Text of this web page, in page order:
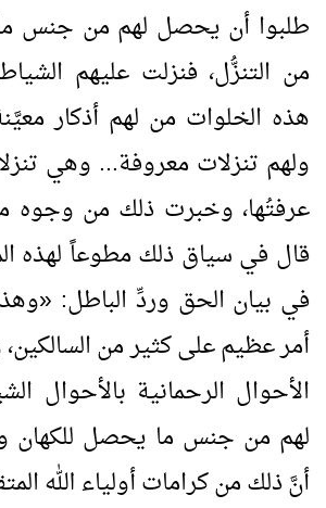
طلبوا أن يحصل لهم من جنس
من التنزُّل، فنزلت عليهم
هذه الخلوات من لهم أذكار
ولهم تنزلات معروفة... وهي
عرفتُها، وخبرت ذلك من وجوه
قال في سياق ذلك مطوعاً لهذه
في بيان الحق وردِّ الباطل: «
أمر عظيم على كثير من
الأحوال الرحمانية بالأحوال
لهم من جنس ما يحصل للكهان
أنَّ ذلك من كرامات أولياء الله